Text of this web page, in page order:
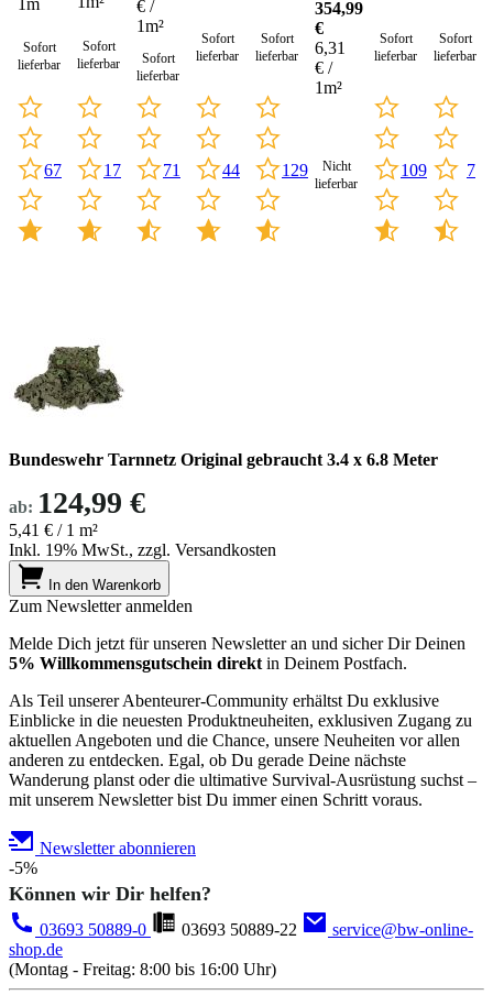
1m
Sofort
lieferbar
67
Sofort
lieferbar
17
€ /
1m²
Sofort
lieferbar
71
Sofort
lieferbar
44
Sofort
lieferbar
129
10.2
Meter
354,99
€
6,31
€ /
1m²
Nicht
lieferbar
Sofort
lieferbar
109
Sofort
lieferbar
7
Bundeswehr Tarnnetz Original gebraucht 3.4 x 6.8 Meter
ab: 124,99 €
5,41 € / 1 m²
Inkl. 19% MwSt., zzgl. Versandkosten
In den Warenkorb
Zum Newsletter anmelden
Melde Dich jetzt für unseren Newsletter an und sicher Dir Deinen
5% Willkommensgutschein direktin Deinem Postfach.
Als Teil unserer Abenteurer-Community erhältst Du exklusive
Einblicke in die neuesten Produktneuheiten, exklusiven Zugang zu
aktuellen Angeboten und die Chance, unsere Neuheiten vor allen
anderen zu entdecken. Egal, ob Du gerade Deine nächste
Wanderung planst oder die ultimative Survival-Ausrüstung suchst –
mit unserem Newsletter bist Du immer einen Schritt voraus.
Newsletter abonnieren
-5%
Können wir Dir helfen?
03693 50889-0 03693 50889-22
service@bw-online-
shop.de
(Montag - Freitag: 8:00 bis 16:00 Uhr)